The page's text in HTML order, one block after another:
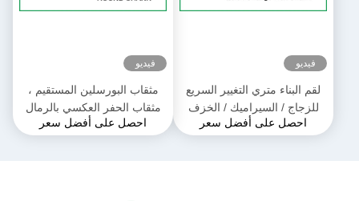
فيديو
لقم البناء متري التغيير السريع
للزجاج / السيراميك / الخزف
احصل على أفضل سعر
فيديو
مثقاب البورسلين المستقيم ،
مثقاب الحفر العكسي بالرمال
احصل على أفضل سعر